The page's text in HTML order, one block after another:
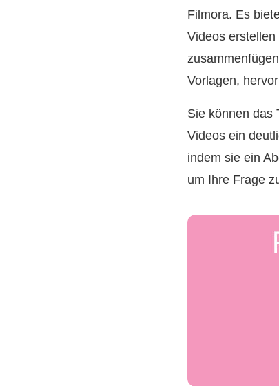
Filmora. Es
Videos
Vorlagen,
Sie können das
Videos ein
indem sie ein
um Ihre Frage